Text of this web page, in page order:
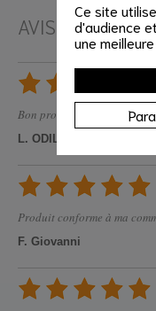
Ce site
d'audience
une
AVIS CLIENTS
Bon produit
L. ODILE
Produit conforme à ma
F. Giovanni